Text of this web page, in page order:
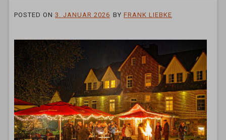
POSTED ON 3. JANUAR 2026 BY FRANK LIEBKE